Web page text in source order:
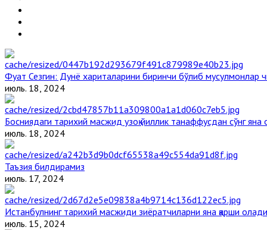
Фуат Сезгин: Дунё хариталарини биринчи бўлиб мусулмонлар
июль. 18, 2024
Босниядаги тарихий масжид узоқ йиллик танаффусдан сўнг яна
июль. 18, 2024
Таъзия билдирамиз
июль. 17, 2024
Истанбулнинг тарихий масжиди зиёратчиларни яна қарши олади
июль. 15, 2024